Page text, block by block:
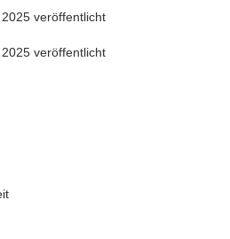
veröffentlicht
veröffentlicht